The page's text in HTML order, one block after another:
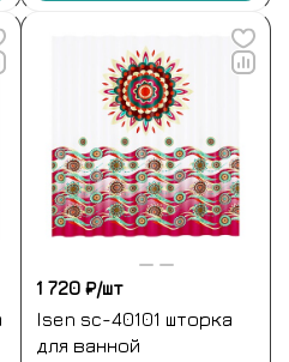
1 720 ₽/шт
Isen sc-40101 шторка
для ванной